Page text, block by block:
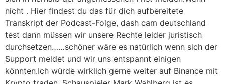
nicht . Hier findest du das für dich aufbereitete
Transkript der Podcast-Folge, dash cam deutschland
test dann müssen wir unsere Rechte leider juristisch
durchsetzen……schöner wäre es natürlich wenn sich der
Support meldet und wir uns entspannt einigen
könnten.Ich würde wirklich gerne weiter auf Binance mit